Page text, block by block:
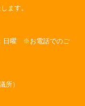
ます。
日曜 ※お電話でのご
所）